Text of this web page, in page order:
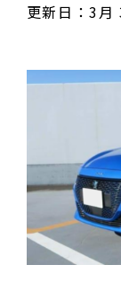
EV・充電の
設置・月額
更新日：3月